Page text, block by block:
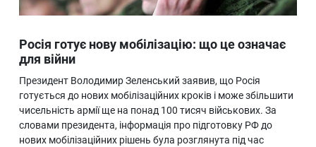
Росія готує нову мобілізацію: що це означає
для війни
Президент Володимир Зеленський заявив, що Росія
готується до нових мобілізаційних кроків і може збільшити
чисельність армії ще на понад 100 тисяч військових. За
словами президента, інформація про підготовку РФ до
нових мобілізаційних рішень була розглянута під час